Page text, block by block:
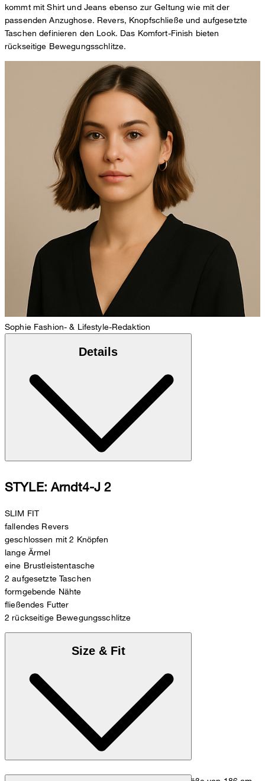
kommt mit Shirt und Jeans ebenso zur Geltung wie mit der
passenden Anzughose. Revers, Knopfschließe und aufgesetzte
Taschen definieren den Look. Das Komfort-Finish bieten
rückseitige Bewegungsschlitze.
Sophie Fashion- & Lifestyle-Redaktion
Details
STYLE: Arndt4-J 2
SLIM FIT
fallendes Revers
geschlossen mit 2 Knöpfen
lange Ärmel
eine Brustleistentasche
2 aufgesetzte Taschen
formgebende Nähte
fließendes Futter
2 rückseitige Bewegungsschlitze
Size & Fit